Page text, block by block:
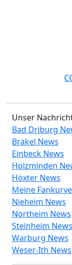
Unser
Bad Driburg
Brakel News
Einbeck News
Holzminden
Höxter News
Meine Fankurve
Nieheim News
Northeim News
Steinheim News
Warburg News
Weser-Ith News